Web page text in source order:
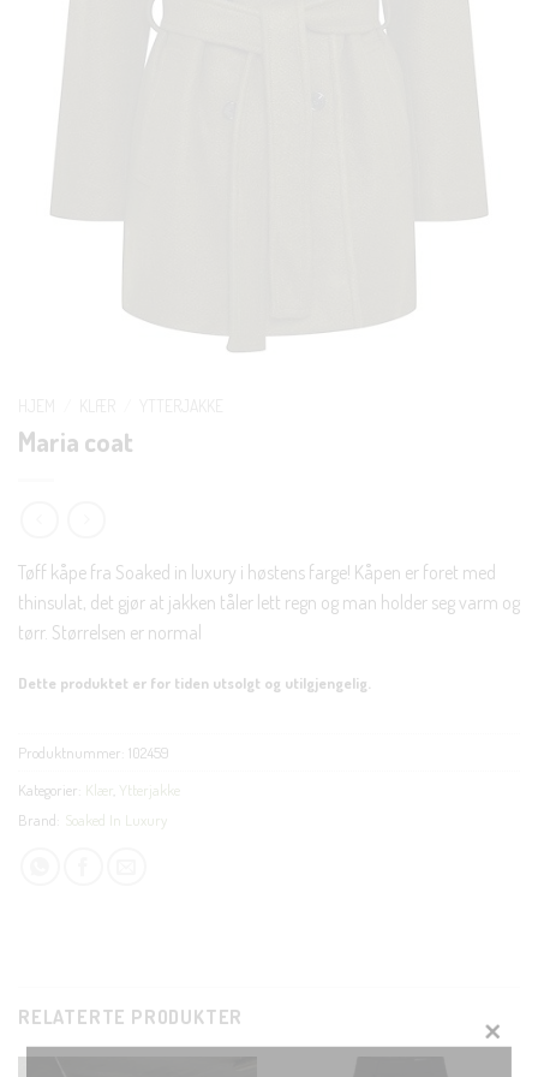
Maria coat
Tøff kåpe fra Soaked in luxury i høstens farge! Kåpen er foret med
thinsulat, det gjør at jakken tåler lett regn og man holder seg varm og
tørr. Størrelsen er normal
Dette produktet er for tiden utsolgt og utilgjengelig.
Produktnummer: 102459
Kategorier: Klær Ytterjakke
Brand: Soaked In Luxury
RELATERTE PRODUKTER